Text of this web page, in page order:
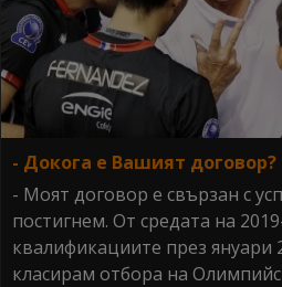
- Докога е Вашият договор?
- Моят договор е свързан с
постигнем. От средата на
квалификациите през януари
класирам отбора на